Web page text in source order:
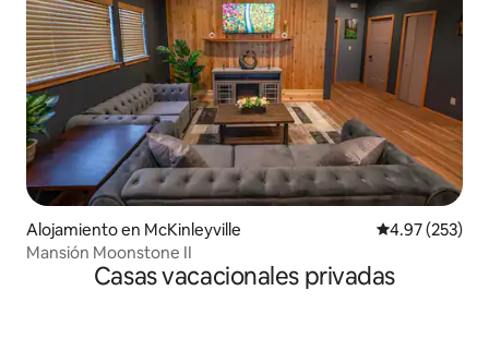
Alojamiento en McKinleyville Calificación
4.97 (253)
Mansión Moonstone II
Casas vacacionales privadas